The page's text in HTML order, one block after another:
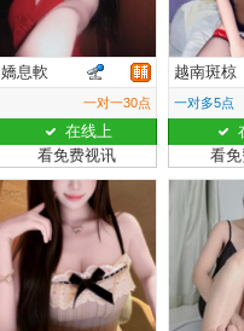
嬌息軟
一对一30点
在线上
看免费视讯
越南斑椋
一对多5点
看